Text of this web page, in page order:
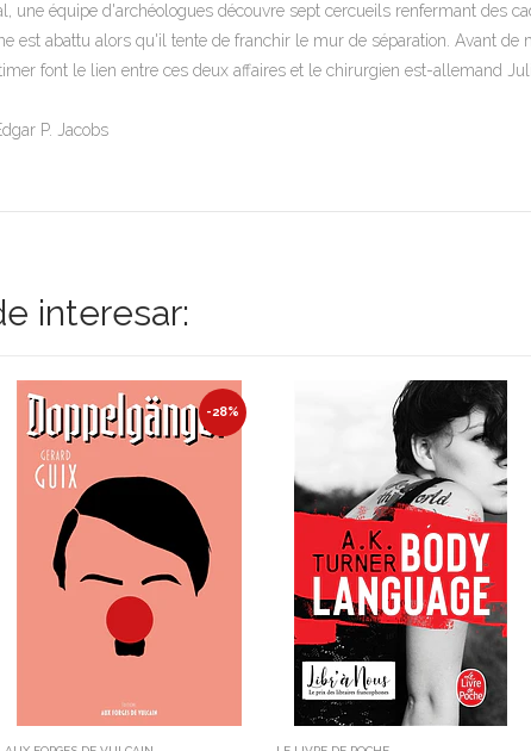
une équipe d'archéologues découvre sept cercueils renfermant des
est abattu alors qu'il tente de franchir le mur de séparation. Avant de
font le lien entre ces deux affaires et le chirurgien est-allemand
P. Jacobs
interesar:
-28%